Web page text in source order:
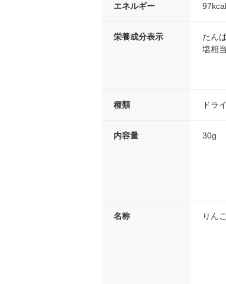
エネルギー
栄養成分表示
たん
塩相
種類 ドラ
内容量 30g
名称 りん